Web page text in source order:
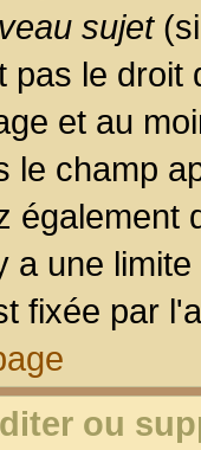
sujet(si
pas le
et au
le champ
également
a une
fixée par
ou